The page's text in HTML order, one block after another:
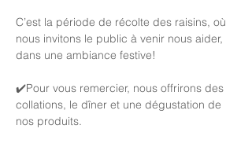
C’est la période de récolte des raisins, où
nous invitons le public à venir nous aider,
dans une ambiance festive!
✔️Pour vous remercier, nous offrirons des
collations, le dîner et une dégustation de
nos produits.